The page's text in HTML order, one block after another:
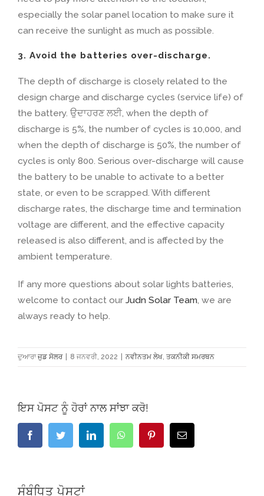
especially the solar panel location to make sure it
can receive the sunlight as much as possible
3. Avoid the batteries over-discharge.
The depth of discharge is closely related to the
design charge and discharge cycles (service life) of
the battery. ਉਦਾਹਰਣ ਲਈ, when the depth of
discharge is 5%, the number of cycles is 10,000, and
when the depth of discharge is 50%, the number of
cycles is only800. Serious over-discharge will cause
the battery to be unable to activate to a better
state or even to be scrapped With different
discharge rates the discharge time and termination
voltage are different and the effective capacity
released is also different and is affected by the
ambient temperature
If any more questions about solar lights batteries
welcome to contact our Judn Solar Team we are
always ready to help
ਦੁਆਰਾਜੁਡ ਸੋਲਰ 8 ਜਨਵਰੀ, 2022 ਨਵੀਨਤਮ ਲੇਖ ਤਕਨੀਕੀ ਸਮਰਥਨ
ਇਸ ਪੋਸਟ ਨੂੰ ਹੋਰਾਂ ਨਾਲ ਸਾਂਝਾ ਕਰੋ!
ਫੇਸਬੁੱਕ ਟਵਿੱਟਰ ਲਿੰਕਡਇਨ ਵਟਸਐਪ Pinterestਈਮੇਲ
ਸੰਬੰਧਿਤ ਪੋਸਟਾਂ